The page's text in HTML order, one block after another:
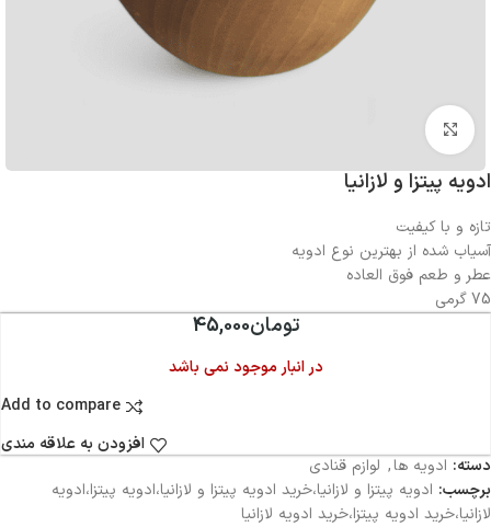
بزرگنمایی تصویر
ادویه پیتزا و لازانیا
تازه و با کیفیت
آسیاب شده از بهترین نوع ادویه
عطر و طعم فوق العاده
75 گرمی
تومان45,000
در انبار موجود نمی باشد
Add to compare
افزودن به علاقه مندی
دسته: ادویه ها, لوازم قنادی
برچسب: ادویه پیتزا و لازانیا،خرید ادویه پیتزا و لازانیا،ادویه پیتزا،ادویه
لازانیا،خرید ادویه پیتزا،خرید ادویه لازانیا